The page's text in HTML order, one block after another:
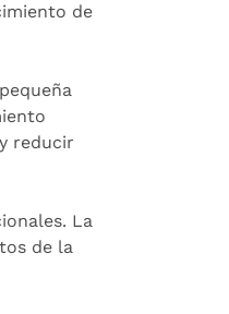
de
reducir
La
de la